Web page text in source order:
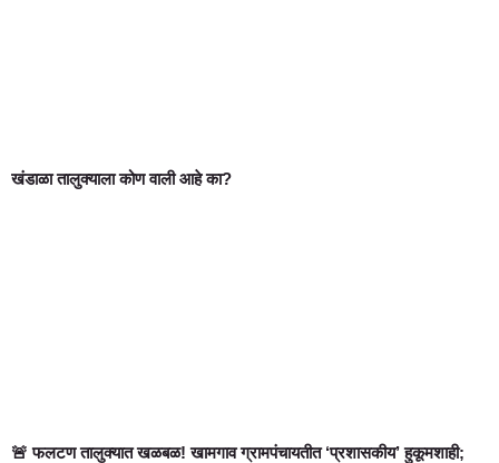
खंडाळा तालुक्याला कोण वाली आहे का?
🚨 फलटण तालुक्यात खळबळ! खामगाव ग्रामपंचायतीत ‘प्रशासकीय’ हुकूमशाही;